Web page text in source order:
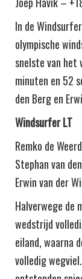
In de
olympische
snelste van het
minuten en 52
den Berg en
Windsurfer LT
Remko de
Stephan van
Erwin van der
Halverwege de
wedstrijd
eiland, waarna
volledig